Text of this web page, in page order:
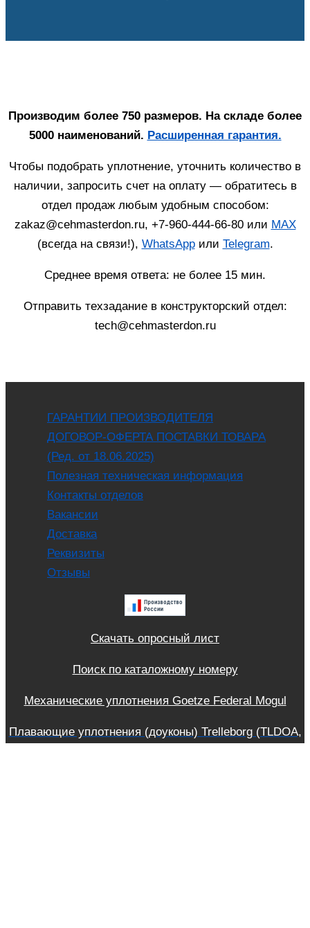
Производим более 750 размеров. На складе более
5000 наименований. Расширенная гарантия.
Чтобы подобрать уплотнение, уточнить количество в
наличии, запросить счет на оплату — обратитесь в
отдел продаж любым удобным способом:
zakaz@cehmasterdon.ru, +7-960-444-66-80 или MAX
(всегда на связи!), WhatsAppили Telegram.
Среднее время ответа: не более 15 мин.
Отправить техзадание в конструкторский отдел:
tech@cehmasterdon.ru
ГАРАНТИИ ПРОИЗВОДИТЕЛЯ
ДОГОВОР-ОФЕРТА ПОСТАВКИ ТОВАРА
(Ред. от 18.06.2025)
Полезная техническая информация
Контакты отделов
Вакансии
Доставка
Реквизиты
Отзывы
Скачать опросный лист
Поиск по каталожному номеру
Механические уплотнения Goetze Federal Mogul
Плавающие уплотнения (доуконы) Trelleborg (TLDOA,